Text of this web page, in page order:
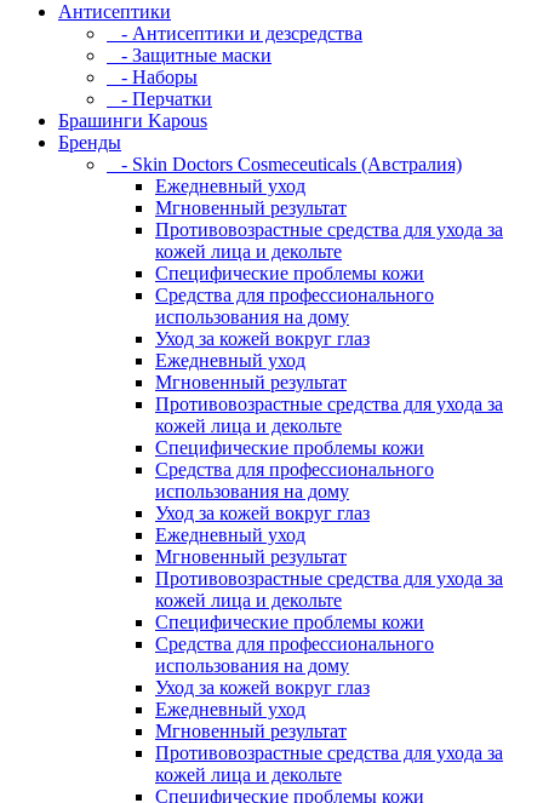
Антисептики
- Антисептики и дезсредства
- Защитные маски
- Наборы
- Перчатки
Брашинги Kapous
Бренды
- Skin Doctors Cosmeceuticals (Австралия)
Ежедневный уход
Мгновенный результат
Противовозрастные средства для ухода за
кожей лица и декольте
Специфические проблемы кожи
Средства для профессионального
использования на дому
Уход за кожей вокруг глаз
Ежедневный уход
Мгновенный результат
Противовозрастные средства для ухода за
кожей лица и декольте
Специфические проблемы кожи
Средства для профессионального
использования на дому
Уход за кожей вокруг глаз
Ежедневный уход
Мгновенный результат
Противовозрастные средства для ухода за
кожей лица и декольте
Специфические проблемы кожи
Средства для профессионального
использования на дому
Уход за кожей вокруг глаз
Ежедневный уход
Мгновенный результат
Противовозрастные средства для ухода за
кожей лица и декольте
Специфические проблемы кожи